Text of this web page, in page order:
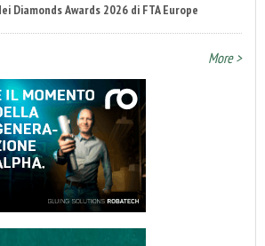
Diamonds Awards 2026 di FTA Europe
More >